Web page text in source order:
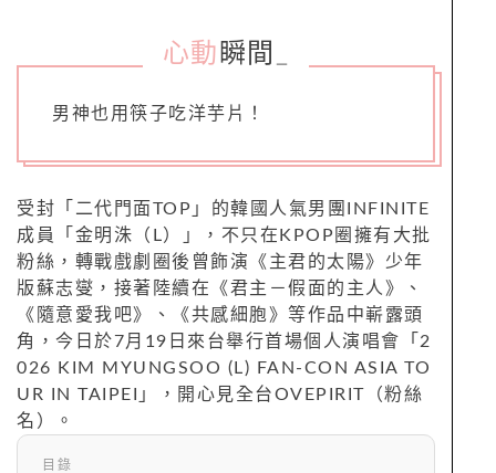
心動 瞬間
男神也用筷子吃洋芋片！
受封「二代門面TOP」的韓國人氣男團INFINITE
成員「金明洙（L）」，不只在KPOP圈擁有大批
粉絲，轉戰戲劇圈後曾飾演《主君的太陽》少年
版蘇志燮，接著陸續在《君主－假面的主人》、
《隨意愛我吧》、《共感細胞》等作品中嶄露頭
角，今日於7月19日來台舉行首場個人演唱會「2
026 KIM MYUNGSOO (L) FAN-CON ASIA TO
UR IN TAIPEI」，開心見全台OVEPIRIT（粉絲
名）。
目錄